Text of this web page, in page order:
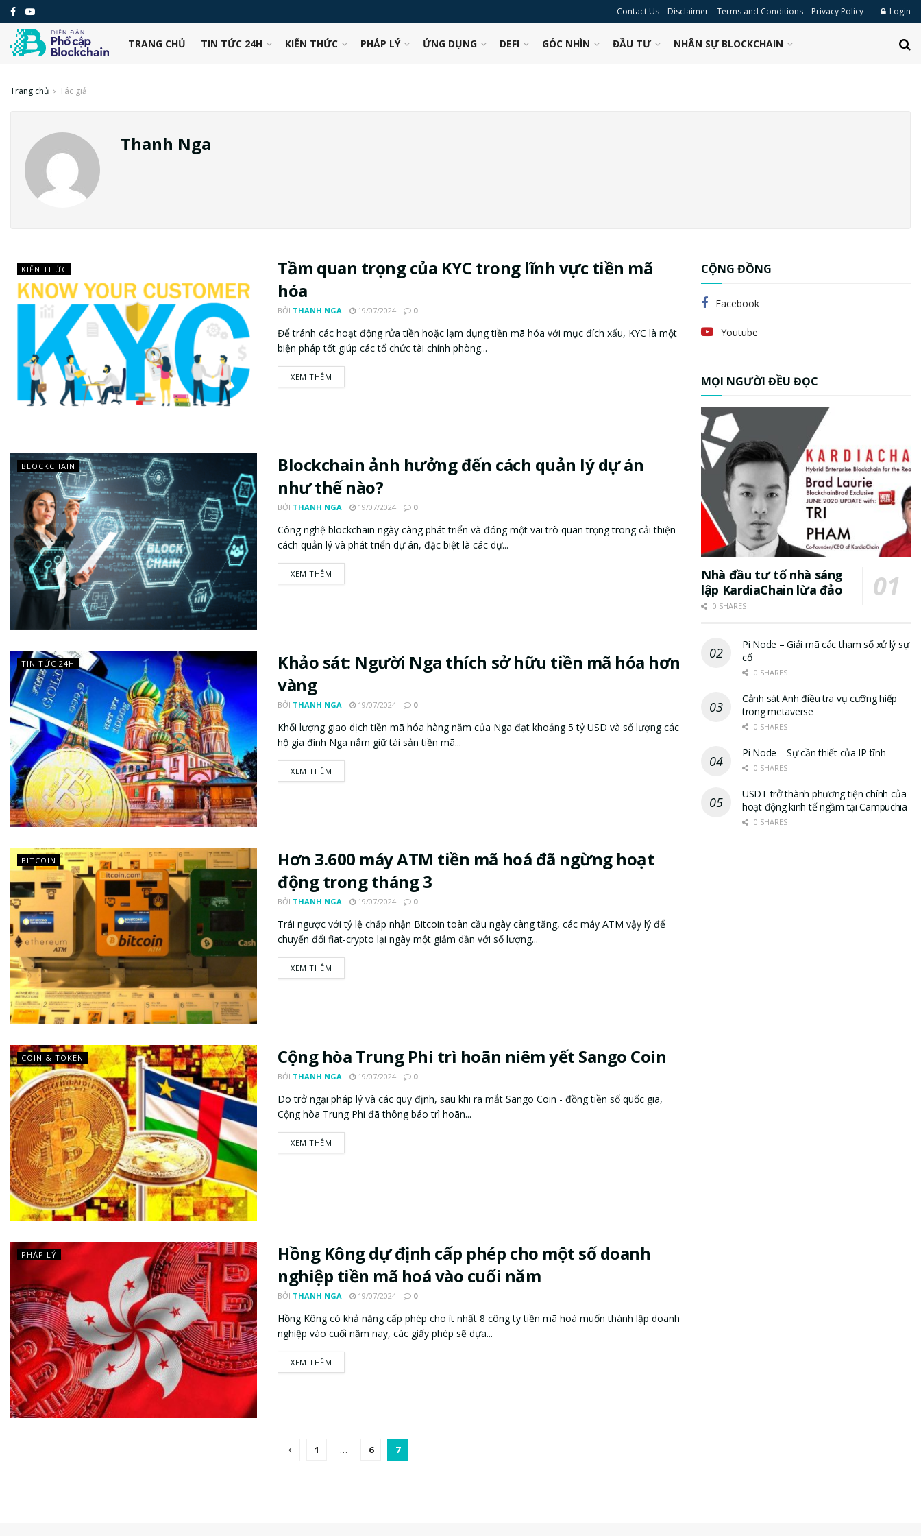
Contact Us Disclaimer Terms and Conditions Privacy Policy Login
TRANG CHỦ TIN TỨC 24H KIẾN THỨC PHÁP LÝ ỨNG DỤNG DEFI GÓC NHÌN ĐẦU TƯ NHÂN SỰ BLOCKCHAIN
Trang chủ Tác giả
Thanh Nga
KIẾN THỨC
Tầm quan trọng của KYC trong lĩnh vực tiền mã
hóa
BỞI THANH NGA 19/07/2024 0
Để tránh các hoạt động rửa tiền hoặc lạm dụng tiền mã hóa với mục đích xấu, KYC là một
biện pháp tốt giúp các tổ chức tài chính phòng...
XEM THÊM
BLOCKCHAIN
Blockchain ảnh hưởng đến cách quản lý dự án
như thế nào?
BỞI THANH NGA 19/07/2024 0
Công nghệ blockchain ngày càng phát triển và đóng một vai trò quan trọng trong cải thiện
cách quản lý và phát triển dự án, đặc biệt là các dự...
XEM THÊM
TIN TỨC 24H
Khảo sát: Người Nga thích sở hữu tiền mã hóa hơn
vàng
BỞI THANH NGA 19/07/2024 0
Khối lượng giao dịch tiền mã hóa hàng năm của Nga đạt khoảng 5 tỷ USD và số lượng các
hộ gia đình Nga nắm giữ tài sản tiền mã...
XEM THÊM
BITCOIN
Hơn 3.600 máy ATM tiền mã hoá đã ngừng hoạt
động trong tháng 3
BỞI THANH NGA 19/07/2024 0
Trái ngược với tỷ lệ chấp nhận Bitcoin toàn cầu ngày càng tăng, các máy ATM vậy lý để
chuyển đổi fiat-crypto lại ngày một giảm dần với số lượng...
XEM THÊM
COIN & TOKEN Cộng hòa Trung Phi trì hoãn niêm yết Sango Coin
BỞI THANH NGA 19/07/2024 0
Do trở ngại pháp lý và các quy định, sau khi ra mắt Sango Coin - đồng tiền số quốc gia,
Cộng hòa Trung Phi đã thông báo trì hoãn...
XEM THÊM
PHÁP LÝ
Hồng Kông dự định cấp phép cho một số doanh
nghiệp tiền mã hoá vào cuối năm
BỞI THANH NGA 19/07/2024 0
Hồng Kông có khả năng cấp phép cho ít nhất 8 công ty tiền mã hoá muốn thành lập doanh
nghiệp vào cuối năm nay, các giấy phép sẽ dựa...
XEM THÊM
1 … 6 7
CỘNG ĐỒNG
Facebook
Youtube
MỌI NGƯỜI ĐỀU ĐỌC
Nhà đầu tư tố nhà sáng
lập KardiaChain lừa đảo
0 SHARES
Pi Node – Giải mã các tham số xử lý sự
cố
0 SHARES
Cảnh sát Anh điều tra vụ cưỡng hiếp
trong metaverse
0 SHARES
Pi Node – Sự cần thiết của IP tĩnh
0 SHARES
USDT trở thành phương tiện chính của
hoạt động kinh tế ngầm tại Campuchia
0 SHARES